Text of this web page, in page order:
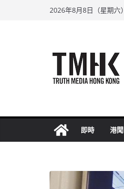
2026年8月8日（星期六）
即時 港聞